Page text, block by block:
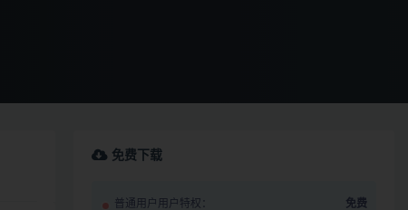
免费下载
普通用户用户特权： 免费